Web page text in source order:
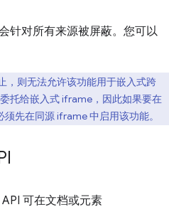
针对所有来源被屏蔽。您可以
，则无法允许该功能用于嵌入式跨
托给嵌入式 iframe，因此如果要在
先在同源 iframe 中启用该功能。
可在文档或元素